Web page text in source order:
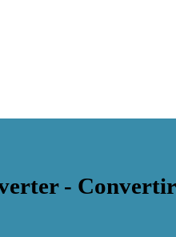
-